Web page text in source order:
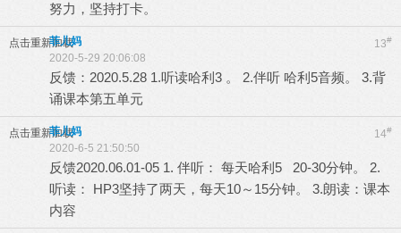
努力，坚持打卡。
点击重新加载 13#
菲儿妈
2020-5-29 20:06:08
反馈：2020.5.28 1.听读哈利3 。 2.伴听 哈利5音频。 3.背
诵课本第五单元
点击重新加载 14#
菲儿妈
2020-6-5 21:50:50
反馈2020.06.01-05 1. 伴听： 每天哈利5 20-30分钟。 2.
听读： HP3坚持了两天，每天10～15分钟。 3.朗读：课本
内容